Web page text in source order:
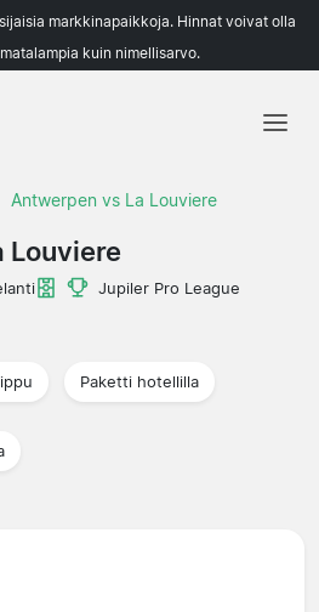
markkinapaikkoja. Hinnat voivat olla
kuin nimellisarvo.
Antwerpen vs La Louviere
Louviere
Jupiler Pro League
Paketti hotellilla